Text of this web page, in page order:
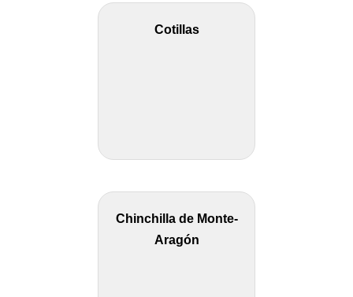
Cotillas
Chinchilla de Monte-
Aragón